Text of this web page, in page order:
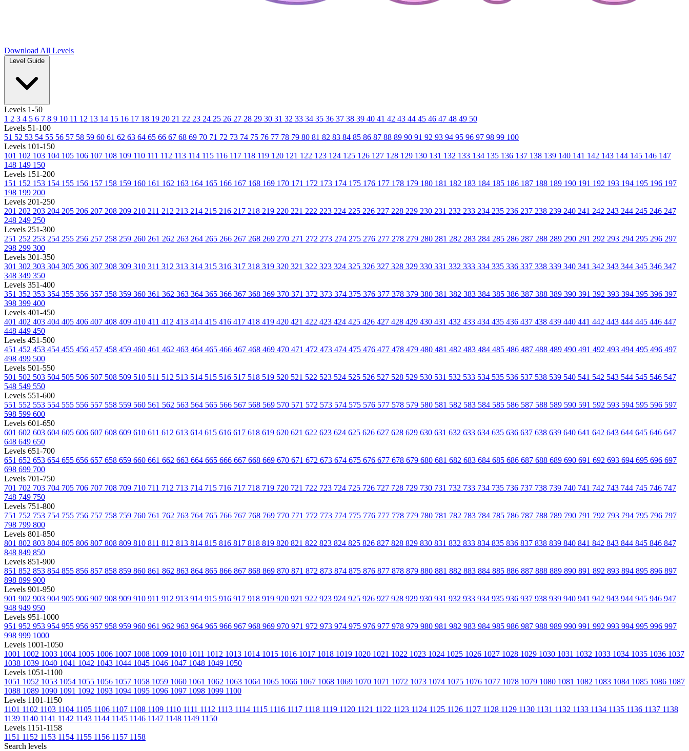
Download All Levels
Level Guide
Levels 1-50
1 2 3 4 5 6 7 8 9 10 11 12 13 14 15 16 17 18 19 20 21 22 23 24 25 26 27 28 29 30 31 32 33 34 35 36 37 38 39 40 41 42 43 44 45 46 47 48 49 50
Levels 51-100
51 52 53 54 55 56 57 58 59 60 61 62 63 64 65 66 67 68 69 70 71 72 73 74 75 76 77 78 79 80 81 82 83 84 85 86 87 88 89 90 91 92 93 94 95 96 97 98 99 100
Levels 101-150
101 102 103 104 105 106 107 108 109 110 111 112 113 114 115 116 117 118 119 120 121 122 123 124 125 126 127 128 129 130 131 132 133 134 135 136 137 138 139 140 141 142 143 144 145 146 147
148 149 150
Levels 151-200
151 152 153 154 155 156 157 158 159 160 161 162 163 164 165 166 167 168 169 170 171 172 173 174 175 176 177 178 179 180 181 182 183 184 185 186 187 188 189 190 191 192 193 194 195 196 197
198 199 200
Levels 201-250
201 202 203 204 205 206 207 208 209 210 211 212 213 214 215 216 217 218 219 220 221 222 223 224 225 226 227 228 229 230 231 232 233 234 235 236 237 238 239 240 241 242 243 244 245 246 247
248 249 250
Levels 251-300
251 252 253 254 255 256 257 258 259 260 261 262 263 264 265 266 267 268 269 270 271 272 273 274 275 276 277 278 279 280 281 282 283 284 285 286 287 288 289 290 291 292 293 294 295 296 297
298 299 300
Levels 301-350
301 302 303 304 305 306 307 308 309 310 311 312 313 314 315 316 317 318 319 320 321 322 323 324 325 326 327 328 329 330 331 332 333 334 335 336 337 338 339 340 341 342 343 344 345 346 347
348 349 350
Levels 351-400
351 352 353 354 355 356 357 358 359 360 361 362 363 364 365 366 367 368 369 370 371 372 373 374 375 376 377 378 379 380 381 382 383 384 385 386 387 388 389 390 391 392 393 394 395 396 397
398 399 400
Levels 401-450
401 402 403 404 405 406 407 408 409 410 411 412 413 414 415 416 417 418 419 420 421 422 423 424 425 426 427 428 429 430 431 432 433 434 435 436 437 438 439 440 441 442 443 444 445 446 447
448 449 450
Levels 451-500
451 452 453 454 455 456 457 458 459 460 461 462 463 464 465 466 467 468 469 470 471 472 473 474 475 476 477 478 479 480 481 482 483 484 485 486 487 488 489 490 491 492 493 494 495 496 497
498 499 500
Levels 501-550
501 502 503 504 505 506 507 508 509 510 511 512 513 514 515 516 517 518 519 520 521 522 523 524 525 526 527 528 529 530 531 532 533 534 535 536 537 538 539 540 541 542 543 544 545 546 547
548 549 550
Levels 551-600
551 552 553 554 555 556 557 558 559 560 561 562 563 564 565 566 567 568 569 570 571 572 573 574 575 576 577 578 579 580 581 582 583 584 585 586 587 588 589 590 591 592 593 594 595 596 597
598 599 600
Levels 601-650
601 602 603 604 605 606 607 608 609 610 611 612 613 614 615 616 617 618 619 620 621 622 623 624 625 626 627 628 629 630 631 632 633 634 635 636 637 638 639 640 641 642 643 644 645 646 647
648 649 650
Levels 651-700
651 652 653 654 655 656 657 658 659 660 661 662 663 664 665 666 667 668 669 670 671 672 673 674 675 676 677 678 679 680 681 682 683 684 685 686 687 688 689 690 691 692 693 694 695 696 697
698 699 700
Levels 701-750
701 702 703 704 705 706 707 708 709 710 711 712 713 714 715 716 717 718 719 720 721 722 723 724 725 726 727 728 729 730 731 732 733 734 735 736 737 738 739 740 741 742 743 744 745 746 747
748 749 750
Levels 751-800
751 752 753 754 755 756 757 758 759 760 761 762 763 764 765 766 767 768 769 770 771 772 773 774 775 776 777 778 779 780 781 782 783 784 785 786 787 788 789 790 791 792 793 794 795 796 797
798 799 800
Levels 801-850
801 802 803 804 805 806 807 808 809 810 811 812 813 814 815 816 817 818 819 820 821 822 823 824 825 826 827 828 829 830 831 832 833 834 835 836 837 838 839 840 841 842 843 844 845 846 847
848 849 850
Levels 851-900
851 852 853 854 855 856 857 858 859 860 861 862 863 864 865 866 867 868 869 870 871 872 873 874 875 876 877 878 879 880 881 882 883 884 885 886 887 888 889 890 891 892 893 894 895 896 897
898 899 900
Levels 901-950
901 902 903 904 905 906 907 908 909 910 911 912 913 914 915 916 917 918 919 920 921 922 923 924 925 926 927 928 929 930 931 932 933 934 935 936 937 938 939 940 941 942 943 944 945 946 947
948 949 950
Levels 951-1000
951 952 953 954 955 956 957 958 959 960 961 962 963 964 965 966 967 968 969 970 971 972 973 974 975 976 977 978 979 980 981 982 983 984 985 986 987 988 989 990 991 992 993 994 995 996 997
998 999 1000
Levels 1001-1050
1001 1002 1003 1004 1005 1006 1007 1008 1009 1010 1011 1012 1013 1014 1015 1016 1017 1018 1019 1020 1021 1022 1023 1024 1025 1026 1027 1028 1029 1030 1031 1032 1033 1034 1035 1036 1037
1038 1039 1040 1041 1042 1043 1044 1045 1046 1047 1048 1049 1050
Levels 1051-1100
1051 1052 1053 1054 1055 1056 1057 1058 1059 1060 1061 1062 1063 1064 1065 1066 1067 1068 1069 1070 1071 1072 1073 1074 1075 1076 1077 1078 1079 1080 1081 1082 1083 1084 1085 1086 1087
1088 1089 1090 1091 1092 1093 1094 1095 1096 1097 1098 1099 1100
Levels 1101-1150
1101 1102 1103 1104 1105 1106 1107 1108 1109 1110 1111 1112 1113 1114 1115 1116 1117 1118 1119 1120 1121 1122 1123 1124 1125 1126 1127 1128 1129 1130 1131 1132 1133 1134 1135 1136 1137 1138
1139 1140 1141 1142 1143 1144 1145 1146 1147 1148 1149 1150
Levels 1151-1158
1151 1152 1153 1154 1155 1156 1157 1158
Search levels